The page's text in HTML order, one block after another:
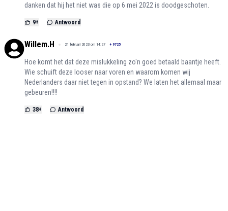
danken dat hij het niet was die op 6 mei 2022 is doodgeschoten.
9+ Antwoord
Willem.H 21 februari 2023 om 14:27 + 9725
Hoe komt het dat deze mislukkeling zo'n goed betaald baantje heeft.
Wie schuift deze looser naar voren en waarom komen wij
Nederlanders daar niet tegen in opstand? We laten het allemaal maar
gebeuren!!!!
38+ Antwoord